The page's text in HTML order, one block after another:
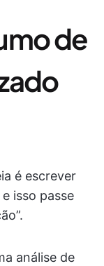
de
é escrever
isso passe
análise de